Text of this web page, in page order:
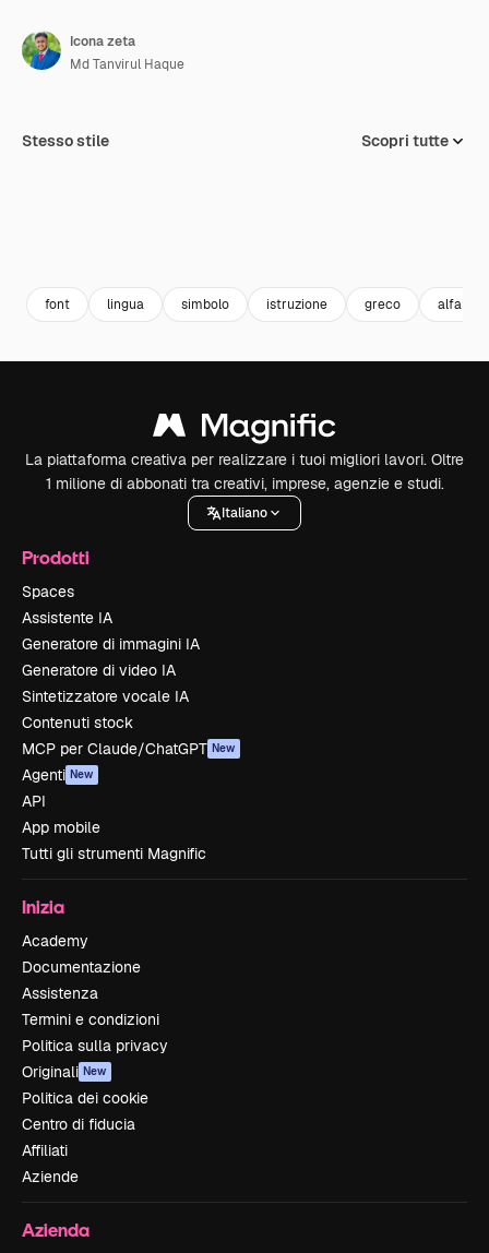
Icona zeta
Md Tanvirul Haque
Stesso stile Scopri tutte
font lingua simbolo istruzione greco alfabeto
La piattaforma creativa per realizzare i tuoi migliori lavori. Oltre
1 milione di abbonati tra creativi, imprese, agenzie e studi.
Italiano
Prodotti
Spaces
Assistente IA
Generatore di immagini IA
Generatore di video IA
Sintetizzatore vocale IA
Contenuti stock
MCP per Claude/ChatGPT New
Agenti New
API
App mobile
Tutti gli strumenti Magnific
Inizia
Academy
Documentazione
Assistenza
Termini e condizioni
Politica sulla privacy
Originali New
Politica dei cookie
Centro di fiducia
Affiliati
Aziende
Azienda